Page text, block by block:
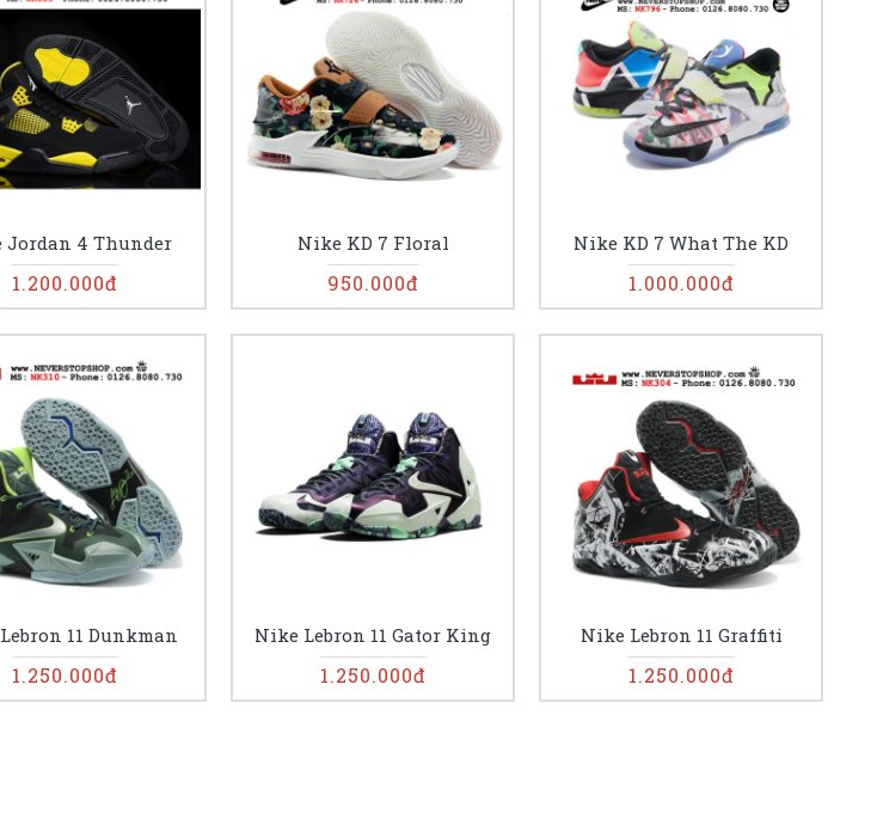
Jordan 4 Thunder
1.200.000đ
Nike KD 7 Floral
950.000đ
Nike KD 7 What The KD
1.000.000đ
11 Dunkman
1.250.000đ
Nike Lebron 11 Gator King
1.250.000đ
Nike Lebron 11 Graffiti
1.250.000đ